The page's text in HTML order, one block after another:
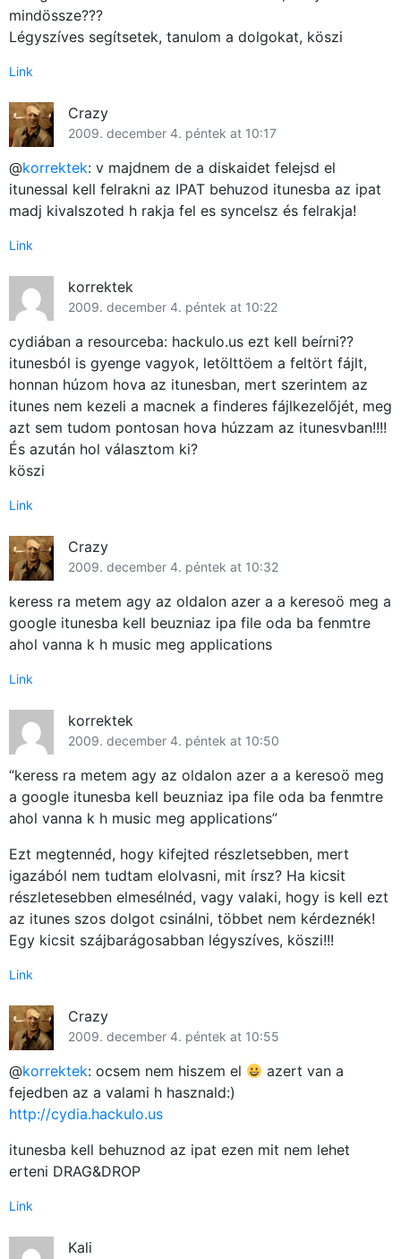
mindössze???
Légyszíves segítsetek, tanulom a dolgokat, köszi
Link
Crazy
2009. december 4. péntek at 10:17
@korrektek: v majdnem de a diskaidet felejsd el
itunessal kell felrakni az IPAT behuzod itunesba az ipat
madj kivalszoted h rakja fel es syncelsz és felrakja!
Link
korrektek
2009. december 4. péntek at 10:22
cydiában a resourceba: hackulo.us ezt kell beírni??
itunesból is gyenge vagyok, letölttöem a feltört fájlt,
honnan húzom hova az itunesban, mert szerintem az
itunes nem kezeli a macnek a finderes fájlkezelőjét, meg
azt sem tudom pontosan hova húzzam az itunesvban!!!!
És azután hol választom ki?
köszi
Link
Crazy
2009. december 4. péntek at 10:32
keress ra metem agy az oldalon azer a a keresoö meg a
google itunesba kell beuzniaz ipa file oda ba fenmtre
ahol vanna k h music meg applications
Link
korrektek
2009. december 4. péntek at 10:50
“keress ra metem agy az oldalon azer a a keresoö meg
a google itunesba kell beuzniaz ipa file oda ba fenmtre
ahol vanna k h music meg applications”
Ezt megtennéd, hogy kifejted részletsebben, mert
igazából nem tudtam elolvasni, mit írsz? Ha kicsit
részletesebben elmesélnéd, vagy valaki, hogy is kell ezt
az itunes szos dolgot csinálni, többet nem kérdeznék!
Egy kicsit szájbarágosabban légyszíves, köszi!!!
Link
Crazy
2009. december 4. péntek at 10:55
@korrektek: ocsem nem hiszem el
azert van a
fejedben az a valami h hasznald:)
http://cydia.hackulo.us
itunesba kell behuznod az ipat ezen mit nem lehet
erteni DRAG&DROP
Link
Kali
Közösség
Apple szerviz